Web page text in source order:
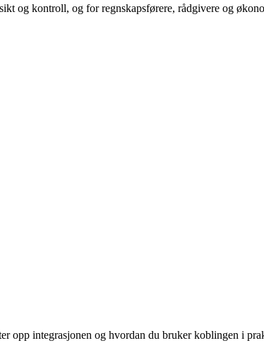
og kontroll, og for regnskapsførere, rådgivere og
opp integrasjonen og hvordan du bruker koblingen i